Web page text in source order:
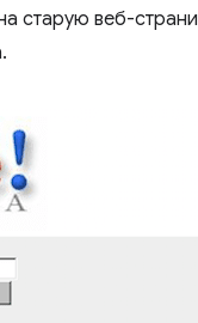
старую веб-